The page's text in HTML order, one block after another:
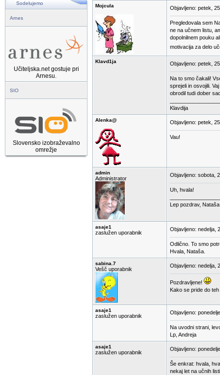
Sodelujemo
Arnes
Učiteljska.net gostuje pri
Arnesu.
SIO
Slovensko izobraževalno
omrežje
Mojcula Objavljeno: petek,
Pregledovala sem
ne na učnem listu,
dopolnilnem pouku
motivacija za delo
Klavd1ja Objavljeno: petek,
Na to smo čakali!
sprejeli in osvojili.
obrodil tudi dober
Klavdija
Alenka@ Objavljeno: petek,
Vau!
admin
Administrator
Objavljeno: sobota,
Uh, hvala!
Lep pozdrav, Nataša
asaje1
zaslužen uporabnik
Objavljeno: nedelja,
Odlično. To smo
Hvala, Nataša.
sabina.7
Vešč uporabnik
Objavljeno: nedelja,
Pozdravljene!
Kako se pride do
asaje1
zaslužen uporabnik
Objavljeno:
Na uvodni strani,
Lp, Andreja
asaje1
zaslužen uporabnik
Objavljeno:
Še enkrat: hvala,
nekaj let na učnih